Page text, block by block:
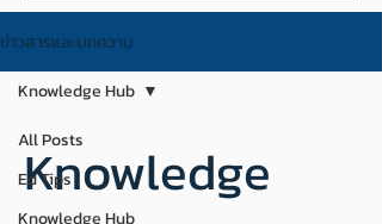
ข่าวสารและบทความ
All Posts
Ed Tips
Knowledge Hub
Knowledge Hub
Knowledge